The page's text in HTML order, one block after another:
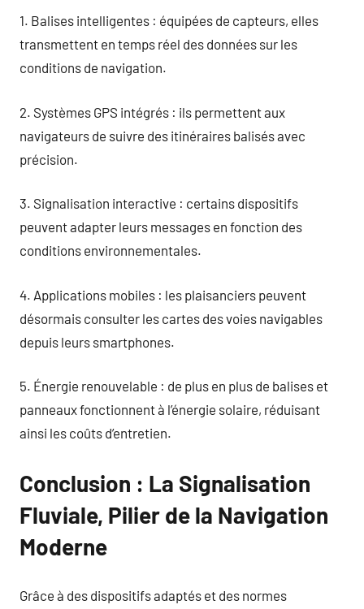
1. Balises intelligentes : équipées de capteurs, elles
transmettent en temps réel des données sur les
conditions de navigation.
2. Systèmes GPS intégrés : ils permettent aux
navigateurs de suivre des itinéraires balisés avec
précision.
3. Signalisation interactive : certains dispositifs
peuvent adapter leurs messages en fonction des
conditions environnementales.
4. Applications mobiles : les plaisanciers peuvent
désormais consulter les cartes des voies navigables
depuis leurs smartphones.
5. Énergie renouvelable : de plus en plus de balises et
panneaux fonctionnent à l’énergie solaire, réduisant
ainsi les coûts d’entretien.
Conclusion : La Signalisation
Fluviale, Pilier de la Navigation
Moderne
Grâce à des dispositifs adaptés et des normes